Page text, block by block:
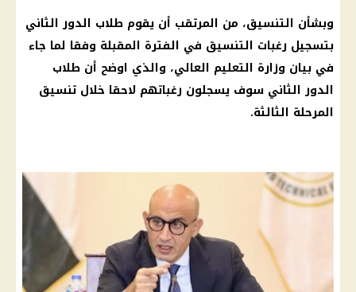
وبشأن التنسيق، من المرتقب أن يقوم طلاب الدور الثاني
بتسجيل رغبات التنسيق في الفترة المقبلة وفقا لما جاء
في بيان وزارة التعليم العالي، والذي اوضح أن طلاب
الدور الثاني سوف يسجلون رغباتهم لاحقا خلال تنسيق
المرحلة الثالثة.